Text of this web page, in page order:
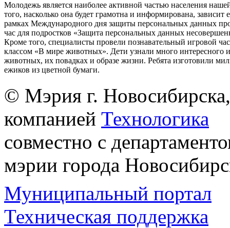
Молодежь является наиболее активной частью населения
того, насколько она будет грамотна и информирована, зависит
рамках Международного дня защиты персональных данных
час для подростков «Защита персональных данных
Кроме того, специалисты провели познавательный игровой
классом «В мире животных». Дети узнали много интересного
животных, их повадках и образе жизни. Ребята изготовили
ежиков из цветной бумаги.
© Мэрия г.
компанией Технологика
совместно с
мэрии города
Муниципальный портал
Техническая поддержка